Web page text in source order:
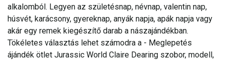
alkalomból. Legyen az születésnap, névnap, valentin nap,
húsvét, karácsony, gyereknap, anyák napja, apák napja vagy
akár egy remek kiegészítő darab a nászajándékban.
Tökéletes választás lehet számodra a - Meglepetés
ájándék ötlet Jurassic World Claire Dearing szobor, modell,